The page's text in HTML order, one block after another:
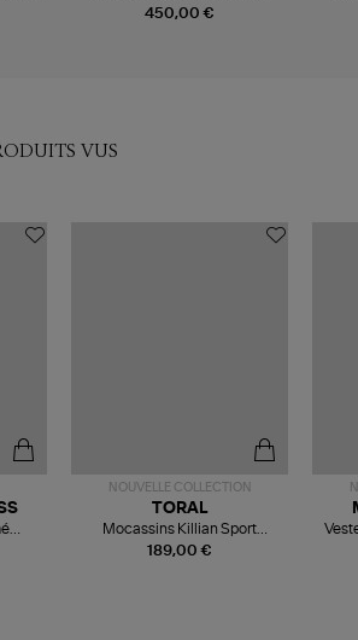
450,00 €
VUS
NOUVELLE COLLECTION
189,00 €
TORAL
Mocassins Killian Sport
Mousse